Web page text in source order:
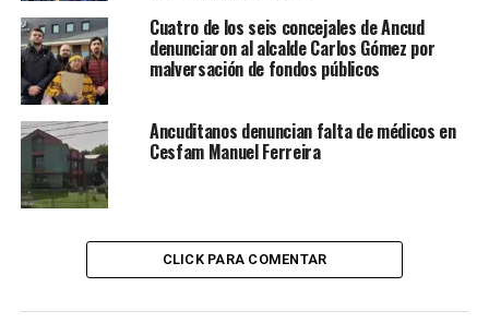
Cuatro de los seis concejales de Ancud
denunciaron al alcalde Carlos Gómez por
malversación de fondos públicos
Ancuditanos denuncian falta de médicos en
Cesfam Manuel Ferreira
CLICK PARA COMENTAR